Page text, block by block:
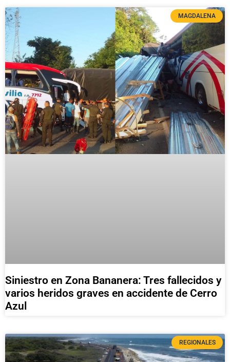
MAGDALENA
Siniestro en Zona Bananera: Tres fallecidos y
varios heridos graves en accidente de Cerro
Azul
REGIONALES